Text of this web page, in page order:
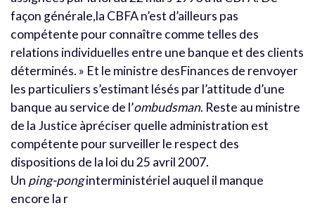
façon générale,la CBFA n’est d’ailleurs pas
compétente pour connaître comme telles des
relations individuelles entre une banque et des clients
déterminés. » Et le ministre desFinances de renvoyer
les particuliers s’estimant lésés par l’attitude d’une
banque au service de l’ombudsman. Reste au ministre
de la Justice àpréciser quelle administration est
compétente pour surveiller le respect des
dispositions de la loi du 25 avril 2007.
Un ping-ponginterministériel auquel il manque
encore la r